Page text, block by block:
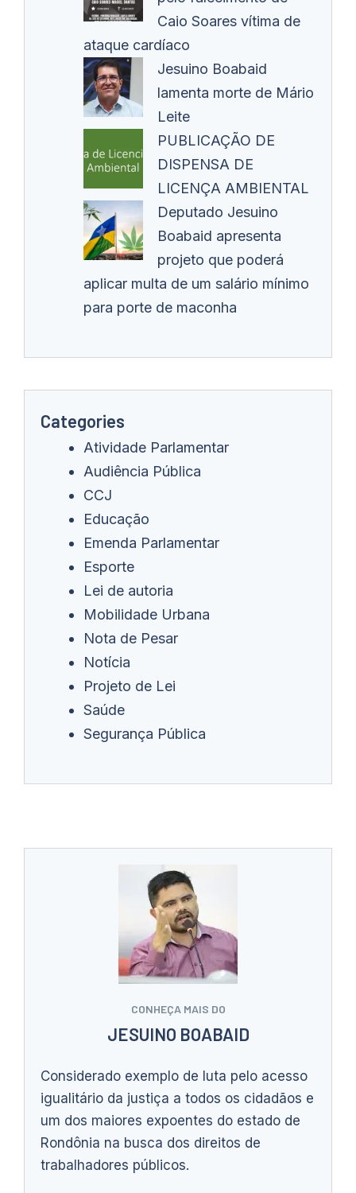
Caio Soares vítima de
ataque cardíaco
Jesuino Boabaid
lamenta morte de Mário
Leite
PUBLICAÇÃO DE
DISPENSA DE
LICENÇA AMBIENTAL
Deputado Jesuino
Boabaid apresenta
projeto que poderá
aplicar multa de um salário mínimo
para porte de maconha
Categories
Atividade Parlamentar
Audiência Pública
CCJ
Educação
Emenda Parlamentar
Esporte
Lei de autoria
Mobilidade Urbana
Nota de Pesar
Notícia
Projeto de Lei
Saúde
Segurança Pública
CONHEÇA MAIS DO
JESUINO BOABAID
Considerado exemplo de luta pelo acesso
igualitário da justiça a todos os cidadãos e
um dos maiores expoentes do estado de
Rondônia na busca dos direitos de
trabalhadores públicos.